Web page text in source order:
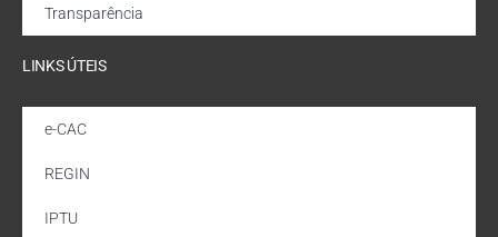
Transparência
LINKS ÚTEIS
e-CAC
REGIN
IPTU